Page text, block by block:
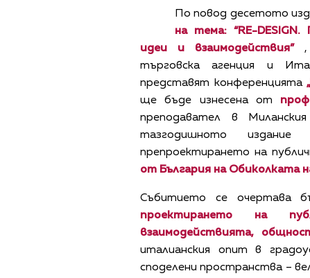
По повод десетото
на тема: “RE-DESIGN.
идеи и взаимодействия”,
търговска агенция и
представят конференцията
ще бъде изнесена от
преподавател в
тазгодишното
препроектирането на
от България на Обиколката
Събитието се очертава
проектирането на
взаимодействията,
италианския опит в
споделени пространства –